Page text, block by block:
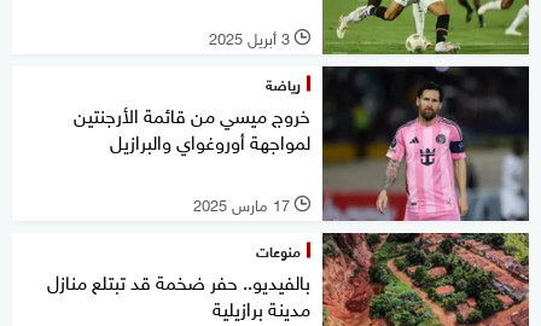
l 3 أبريل 2025
رياضة
خروج ميسي من قائمة الأرجنتين
لمواجهة أوروغواي والبرازيل
l 17 مارس 2025
منوعات
بالفيديو.. حفر ضخمة قد تبتلع منازل
مدينة برازيلية